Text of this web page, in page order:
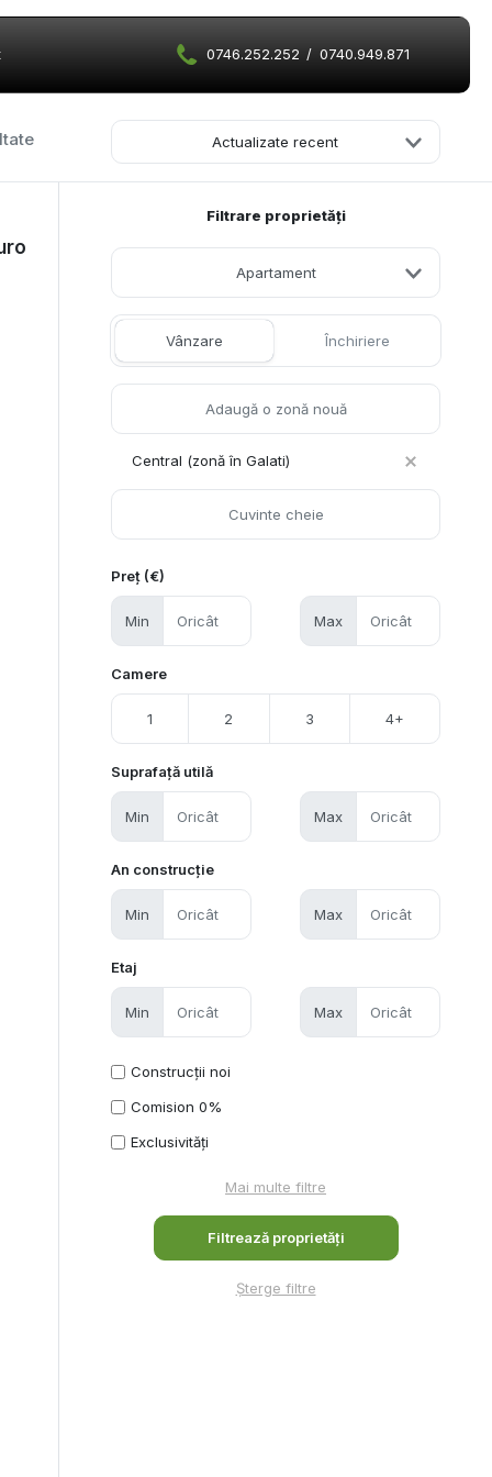
0746.252.252 / 0740.949.871
Actualizate recent
Filtrare proprietăți
Apartament
Vânzare Închiriere
Central (zonă în Galati)
Preț (€)
Min Max
Camere
1 2 3 4+
Suprafață utilă
Min Max
An construcție
Min Max
Etaj
Min Max
Construcții noi
Comision 0%
Exclusivități
Mai multe filtre
Șterge filtre